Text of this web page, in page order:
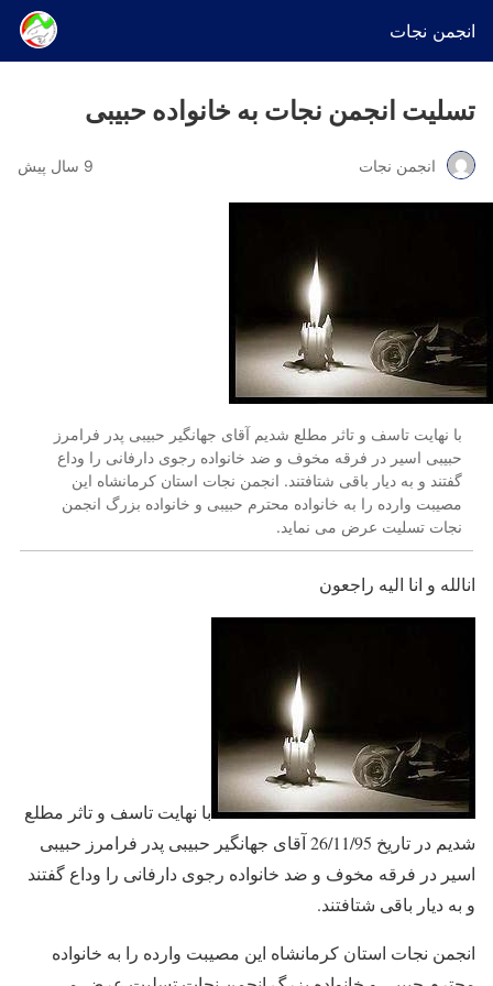
انجمن نجات
تسلیت انجمن نجات به خانواده حبیبی
انجمن نجات 9 سال پیش
با نهایت تاسف و تاثر مطلع شدیم آقای جهانگیر حبیبی پدر فرامرز
حبیبی اسیر در فرقه مخوف و ضد خانواده رجوی دارفانی را وداع
گفتند و به دیار باقی شتافتند. انجمن نجات استان کرمانشاه این
مصیبت وارده را به خانواده محترم حبیبی و خانواده بزرگ انجمن
نجات تسلیت عرض می نماید.
انالله و انا الیه راجعون
با نهایت تاسف و تاثر مطلع
شدیم در تاریخ 26/11/95 آقای جهانگیر حبیبی پدر فرامرز حبیبی
اسیر در فرقه مخوف و ضد خانواده رجوی دارفانی را وداع گفتند
و به دیار باقی شتافتند.
انجمن نجات استان کرمانشاه این مصیبت وارده را به خانواده